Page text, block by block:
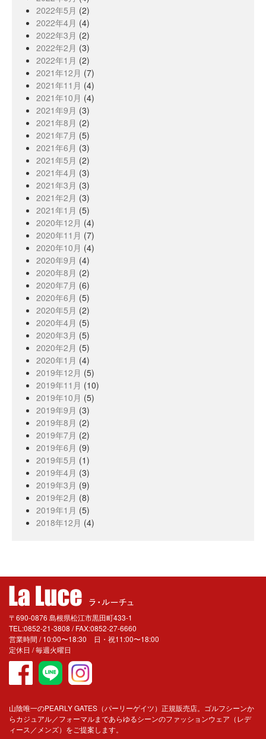
2022年5月 (2)
2022年4月 (4)
2022年3月 (2)
2022年2月 (3)
2022年1月 (2)
2021年12月 (7)
2021年11月 (4)
2021年10月 (4)
2021年9月 (3)
2021年8月 (2)
2021年7月 (5)
2021年6月 (3)
2021年5月 (2)
2021年4月 (3)
2021年3月 (3)
2021年2月 (3)
2021年1月 (5)
2020年12月 (4)
2020年11月 (7)
2020年10月 (4)
2020年9月 (4)
2020年8月 (2)
2020年7月 (6)
2020年6月 (5)
2020年5月 (2)
2020年4月 (5)
2020年3月 (5)
2020年2月 (5)
2020年1月 (4)
2019年12月 (5)
2019年11月 (10)
2019年10月 (5)
2019年9月 (3)
2019年8月 (2)
2019年7月 (2)
2019年6月 (9)
2019年5月 (1)
2019年4月 (3)
2019年3月 (9)
2019年2月 (8)
2019年1月 (5)
2018年12月 (4)
〒690-0876 島根県松江市黒田町433-1
TEL:0852-21-3808 / FAX:0852-27-6660
営業時間 / 10:00〜18:30 日・祝11:00〜18:00
定休日 / 毎週火曜日
山陰唯一のPEARLY GATES（パーリーゲイツ）正規販売店。ゴルフシーンか
らカジュアル／フォーマルまであらゆるシーンのファッションウェア（レデ
ィース／メンズ）をご提案します。